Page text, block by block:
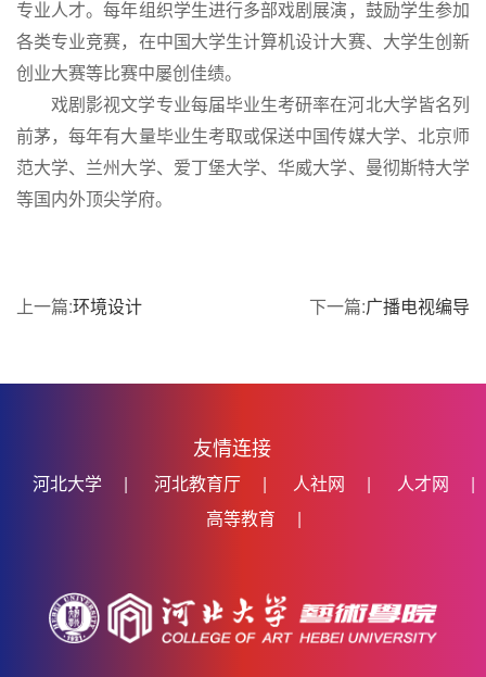
专业人才。每年组织学生进行多部戏剧展演，鼓励学生参加
各类专业竞赛，在中国大学生计算机设计大赛、大学生创新
创业大赛等比赛中屡创佳绩。
戏剧影视文学专业每届毕业生考研率在河北大学皆名列
前茅，每年有大量毕业生考取或保送中国传媒大学、北京师
范大学、兰州大学、爱丁堡大学、华威大学、曼彻斯特大学
等国内外顶尖学府。
上一篇:环境设计 下一篇:广播电视编导
友情连接
河北大学 | 河北教育厅 | 人社网 | 人才网
|
高等教育
|